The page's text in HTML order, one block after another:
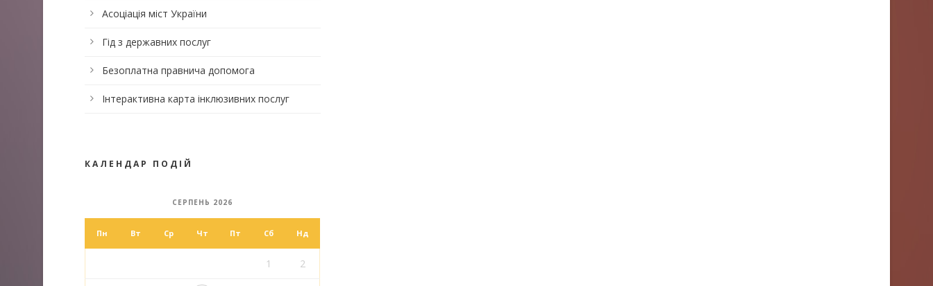
Асоціація міст України
Гід з державних послуг
Безоплатна правнича допомога
Інтерактивна карта інклюзивних послуг
КАЛЕНДАР ПОДІЙ
СЕРПЕНЬ 2026
Пн Вт Ср Чт Пт Сб Нд
1 2